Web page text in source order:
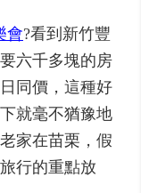
會?看到新竹豐
六千多塊的房
同價，這種好
就毫不猶豫地
家在苗栗，假
行的重點放